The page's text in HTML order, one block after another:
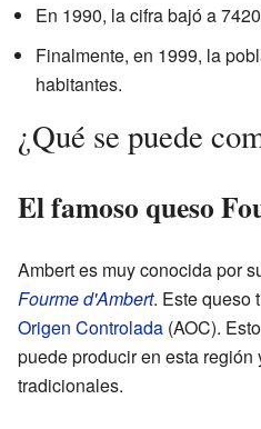
En 1990, la cifra bajó a
Finalmente, en 1999, la
habitantes.
¿Qué se puede
El famoso queso
Ambert es muy conocida por
Fourme d'Ambert. Este queso
Origen Controlada (AOC).
puede producir en esta
tradicionales.